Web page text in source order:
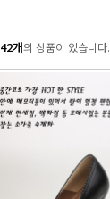
42개의 상품이 있습니다.